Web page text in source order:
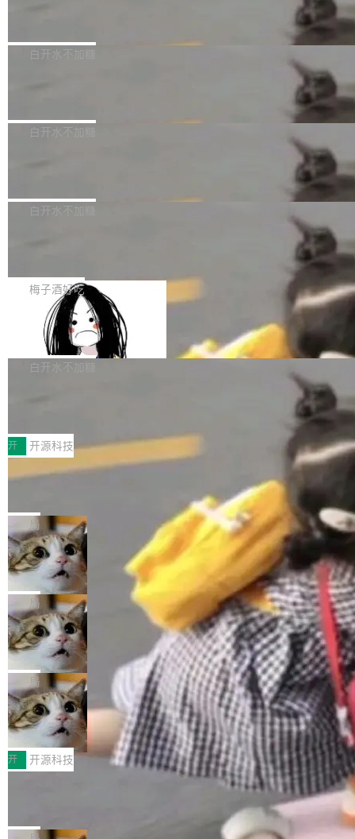
不得生成涉及安全性的关键变更，除非作者本身
36个月。 公告显示，本次宇树科技战略配售对
员工参与设立的专项资产管理计划。其中，Dee
获配9...
Bug fixes and enhancements 修复多次传递同
一个回归问题，该问题导致拉取镜像时会拒绝包
题，该问题可能导致在旧版 Linux 内核...
白开水不加糖
e 孵化器项目管理委员会（IPMC）投票中获得
P）！这一里程碑不仅标志着 Fluss 迈入新的发
白开水不加糖
长期停止内容更新，未能实现其作为“AI版维基百
提交的编辑请求也长期处于待处理状态。 Groki
pedia 于去年底上线，定位为由人工智能生成内
容的百科平台，被马斯克视为传统众包百科网站
维基百科的替代方案。Lawfare 调查发现，无论
热门页面还是低关注度页面，均未出现近期更
白开水不加糖
是这样的：配 MessageSource 的 Bean、写 R
eloadableResourceBundleMessageSource、
声明 LocaleResolver、注册 LocaleChangeInt
erceptor…五六步之后才能看到第一行翻译文
本。 Solon 换了个方式。整个 i18n 模块围绕三
梅子酒好吃
Apache Doris 4.1 全面增强 Iceberg：
支持 UPDATE、MERGE INTO 与 Iceb
erg V3
Apache Doris 4.1 要补齐的，正是缺失的那一
半。在已有查询能力的基础上，Doris 进一步支
常维护操作，并完整支持 Iceberg V3 格式。
白开水不加糖
村国家自主创新示范区会议中心开幕。本届大会
由中关村智联软件服务业质量创新联盟主办，以
“智构可信·质创未来——AI原生时代的质量新范
式”为主题，直面AI从实验室走向规模化产业落地
的核心质量命题。会上，《2026智能研发生产力
工具选型手册》发布，Testin云测的Testin XAge
nt智能测试系统入选AI测试领域代表产品。对CI
O而言，这提示了一个转变：AI测试正在从效率
工具升级为企业的质量基础设施。 CIO面对的新
现实 过去两年，CIO们的焦虑清单上多了两项：
一是如何让大模型和智能体应用安全地从PoC走
向生产，二是如何让测试团队跟得上AI应用...
开 开源科技
让非法状态不可表示：一篇关于 ADT
有一种东西，一旦用过就回不去了。Alex Fedos
eev 管它叫"软件设计的基石"。 他说的东西不新
鲜——代数数据类型（ADT），尤其是和类型
（sum type）。但他说清楚了一件事：这不是类
型系统的学术体操，是日常编码的思维方式。 文
章从一个简单的例子切入。一个网站的深色主题
设置，如果用布尔值 + 可空字段来表示——bool
ean 表示是否可切换，nullable 的默认模式、浅
色方案、深色方案——会产生大量无意义的组
合。方案缺了、配置冲突了、全 null 了。要知道
哪些组合有效，作者说，你得靠"文档、校验、或
者部落知识"。 换个写法。Rust 的 enum，两个
变体：Switchable...
局
Cloudflare 开源内部企业 AI 平台 Clou
dflare OS
Cloudflare 发布了一个开源项目 Cloudflare O
S。如果你只看官方博客，你会觉得这是又一
个"AI 知识库 + 聊天机器人"——每个大厂都在
做，没什么新鲜的。 但 Kenton Varda 在 Twitte
r 上把事情说清楚了： 今天我们发布了 Cloudfla
re OS，一个带连接器的聊天机器人，跟其他所
有科技公司做的一样。只不过，实际上它不一
样。这是 Sandstorm.io 的重制版，我十年前的
那个创业公司。不同的是，这次它构建在 Cloudf
lare Workers 上——我花了九年时间搭建的平台
——并且深度集成了 AI。这基本上是我十年秘密
局
Deno 团队开源 Celld，可自托管的分
布式 Durable Objects
Ryan Dahl 领导的 Deno 团队推出了最新开源项
目 Celld，一个能在自己机器上运行 Cloudflare
Workers 和 Durable Objects 的守护进程。 设
计思路很直接：每个对象是一个独立的 SQLite
数据库，按名称寻址，复制到你自己的 S3 兼容
存储库里。节点之间只通过这个存储库协调——
没有控制平面，没有共识协议。每个对象自带一
个小型数据库，应用天然按分片构建，单个数据
库的竞争和爆炸半径问题在设计层面就被消除
了。 闲置的 cell 会休眠到几乎不占资源。当 cel
局
鲁大师7月新机性能/流畅/AI榜：vivo夺
性能、流畅双第一，三星Galaxy Z系列
新折叠缺席
2026年7月的手机市场，由于存储等硬件成本暴
增，手机厂商的日子也不好过啊，新机速度明显
放缓，因此硝烟味淡了许多。新机参数规格除开
Fold8 / Z Flip8）外，其余要么是中低端机器，
例如iQOO Z11i、REDMI Note 17、REDMI No
开 开源科技
Zed 编辑器团队发布了新项目——DeltaDB，一
个在 git commit 之间记录每一次编辑操作的版